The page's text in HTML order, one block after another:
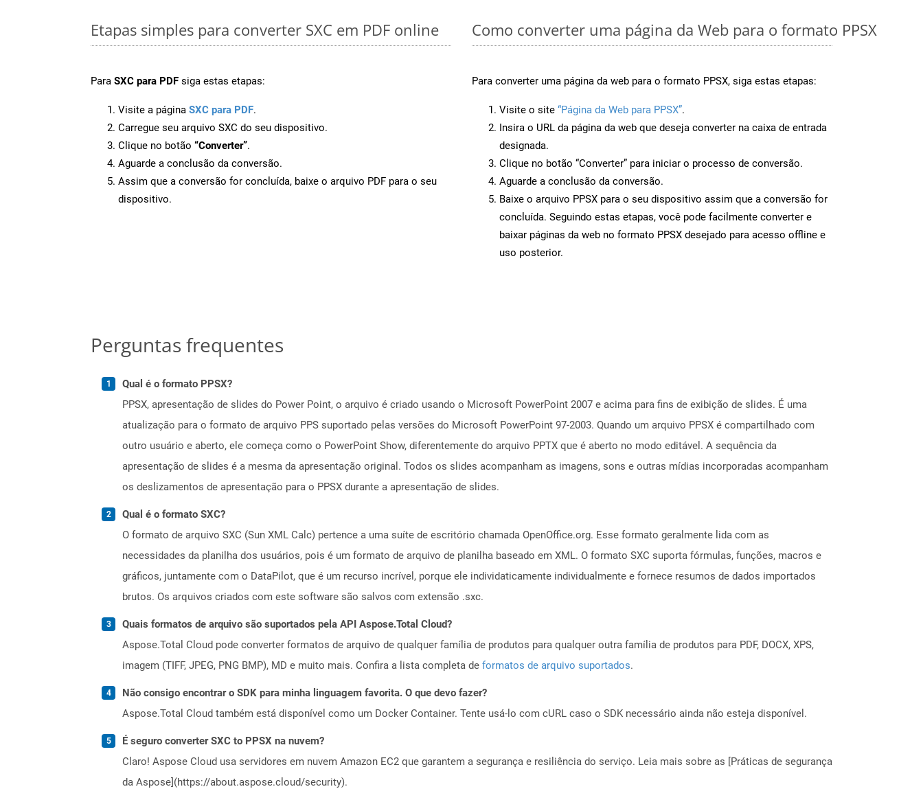
Etapas simples para converter SXC em PDF online
Para SXC para PDF siga estas etapas:
Visite a página SXC para PDF.
Carregue seu arquivo SXC do seu dispositivo.
Clique no botão “Converter”.
Aguarde a conclusão da conversão.
Assim que a conversão for concluída, baixe o arquivo PDF para o seu
dispositivo.
Como converter uma página da Web para o formato PPSX
Para converter uma página da web para o formato PPSX, siga estas etapas:
Visite o site “Página da Web para PPSX”.
Insira o URL da página da web que deseja converter na caixa de entrada
designada.
Clique no botão “Converter” para iniciar o processo de conversão.
Aguarde a conclusão da conversão.
Baixe o arquivo PPSX para o seu dispositivo assim que a conversão for
concluída. Seguindo estas etapas, você pode facilmente converter e
baixar páginas da web no formato PPSX desejado para acesso offline e
uso posterior.
Perguntas frequentes
Qual é o formato PPSX?
PPSX, apresentação de slides do Power Point, o arquivo é criado usando o Microsoft PowerPoint 2007 e acima para fins de exibição de slides. É uma
atualização para o formato de arquivo PPS suportado pelas versões do Microsoft PowerPoint 97-2003. Quando um arquivo PPSX é compartilhado com
outro usuário e aberto, ele começa como o PowerPoint Show, diferentemente do arquivo PPTX que é aberto no modo editável. A sequência da
apresentação de slides é a mesma da apresentação original. Todos os slides acompanham as imagens, sons e outras mídias incorporadas acompanham
os deslizamentos de apresentação para o PPSX durante a apresentação de slides.
Qual é o formato SXC?
O formato de arquivo SXC (Sun XML Calc) pertence a uma suíte de escritório chamada OpenOffice.org. Esse formato geralmente lida com as
necessidades da planilha dos usuários, pois é um formato de arquivo de planilha baseado em XML. O formato SXC suporta fórmulas, funções, macros e
gráficos, juntamente com o DataPilot, que é um recurso incrível, porque ele individaticamente individualmente e fornece resumos de dados importados
brutos. Os arquivos criados com este software são salvos com extensão .sxc.
Quais formatos de arquivo são suportados pela API Aspose.Total Cloud?
Aspose.Total Cloud pode converter formatos de arquivo de qualquer família de produtos para qualquer outra família de produtos para PDF, DOCX, XPS,
imagem (TIFF, JPEG, PNG BMP), MD e muito mais. Confira a lista completa de formatos de arquivo suportados.
Não consigo encontrar o SDK para minha linguagem favorita. O que devo fazer?
Aspose.Total Cloud também está disponível como um Docker Container. Tente usá-lo com cURL caso o SDK necessário ainda não esteja disponível.
É seguro converter SXC to PPSX na nuvem?
Claro! Aspose Cloud usa servidores em nuvem Amazon EC2 que garantem a segurança e resiliência do serviço. Leia mais sobre as [Práticas de segurança
da Aspose](https://about.aspose.cloud/security).